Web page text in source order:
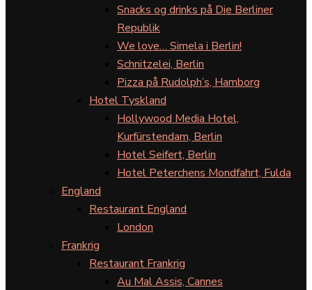
Snacks og drinks på Die Berliner
Republik
We love… Simela i Berlin!
Schnitzelei, Berlin
Pizza på Rudolph’s, Hamborg
Hotel Tyskland
Hollywood Media Hotel,
Kurfürstendam, Berlin
Hotel Seifert, Berlin
Hotel Peterchens Mondfahrt, Fulda
England
Restaurant England
London
Frankrig
Restaurant Frankrig
Au Mal Assis, Cannes